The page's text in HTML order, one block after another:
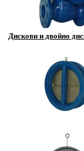
Серия CM
Серия JSW 1
Серия JSW 2
Дискови и двойно